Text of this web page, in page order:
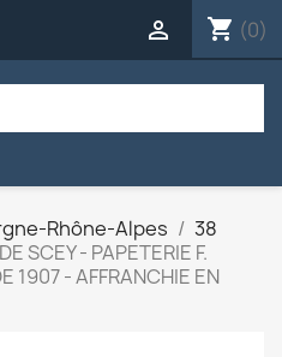
shopping_cart (0)

Rhône-Alpes
38
SCEY - PAPETERIE F.
1907 - AFFRANCHIE EN